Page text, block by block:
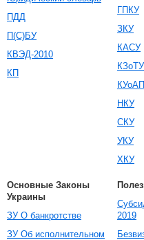
ПДД
П(С)БУ
КВЭД-2010
КП
ГПКУ
ЗКУ
КАСУ
КЗоТУ
КУоАП
НКУ
СКУ
УКУ
ХКУ
Основные Законы
Украины
ЗУ О банкротстве
ЗУ Об исполнительном
2019